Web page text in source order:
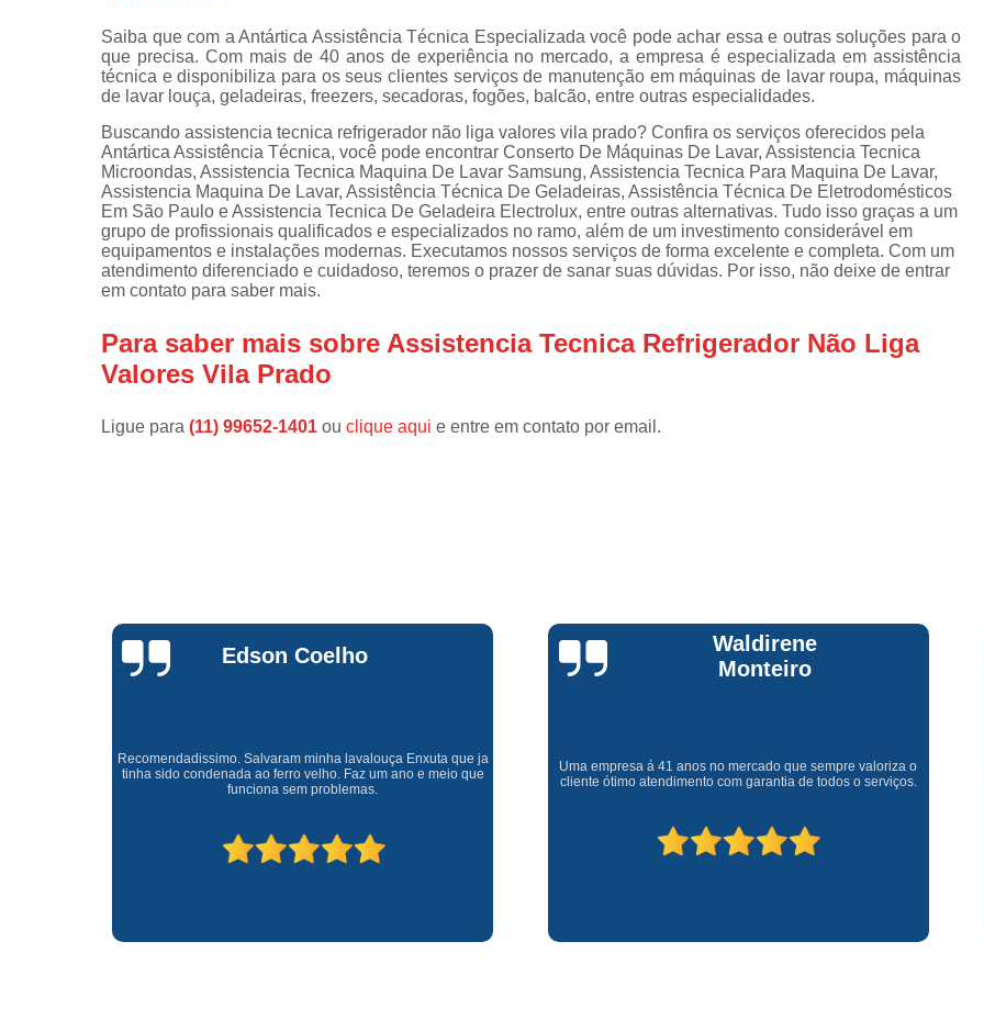
Instalações de
lava e seca
de fogão
Manutenções
em freezer
Assistencia Tecnica Refrigerador
Assistencia Tecnica
Assistencia Tecnica Refrigerador Electrolux
Refrigerador Assistencia Tecnica
Assistencia Tecnica Lavadora Secadora
Assistencia Tecnica Maquina Secadora de
Assistencia Tecnica
Assistencia Tecnica Secadora a Gas
Assistencia Tecnica
Assistencia Tecnica Forno Microondas
Conserto de Maquina de Lavar
Conserto Maquina de Lavar
Conserto Maquina Lavar Roupa
Saiba que com a Antártica Assistência Técnica Especializada você pode achar essa e outras soluções para o
que precisa. Com mais de 40 anos de experiência no mercado, a empresa é especializada em assistência
técnica e disponibiliza para os seus clientes serviços de manutenção em máquinas de lavar roupa, máquinas
de lavar louça, geladeiras, freezers, secadoras, fogões, balcão, entre outras especialidades.
Buscando assistencia tecnica refrigerador não liga valores vila prado? Confira os serviços oferecidos pela
Antártica Assistência Técnica, você pode encontrar Conserto De Máquinas De Lavar, Assistencia Tecnica
Microondas, Assistencia Tecnica Maquina De Lavar Samsung, Assistencia Tecnica Para Maquina De Lavar,
Assistencia Maquina De Lavar, Assistência Técnica De Geladeiras, Assistência Técnica De Eletrodomésticos
Em São Paulo e Assistencia Tecnica De Geladeira Electrolux, entre outras alternativas. Tudo isso graças a um
grupo de profissionais qualificados e especializados no ramo, além de um investimento considerável em
equipamentos e instalações modernas. Executamos nossos serviços de forma excelente e completa. Com um
atendimento diferenciado e cuidadoso, teremos o prazer de sanar suas dúvidas. Por isso, não deixe de entrar
em contato para saber mais.
Para saber mais sobre Assistencia Tecnica Refrigerador Não Liga
Valores Vila Prado
Ligue para (11) 99652-1401 ou clique aqui e entre em contato por email.
Waldirene
Monteiro
Uma empresa á 41 anos no mercado que sempre valoriza o
cliente ótimo atendimento com garantia de todos o serviços.
Claúdia
Andrullis
telefônico (q hj infelizmente é um problema), e a eficiência do
técnico Sr Henrique na solução do problema da minha lava e
seca q minha família não vive mais sem. #recomendo os